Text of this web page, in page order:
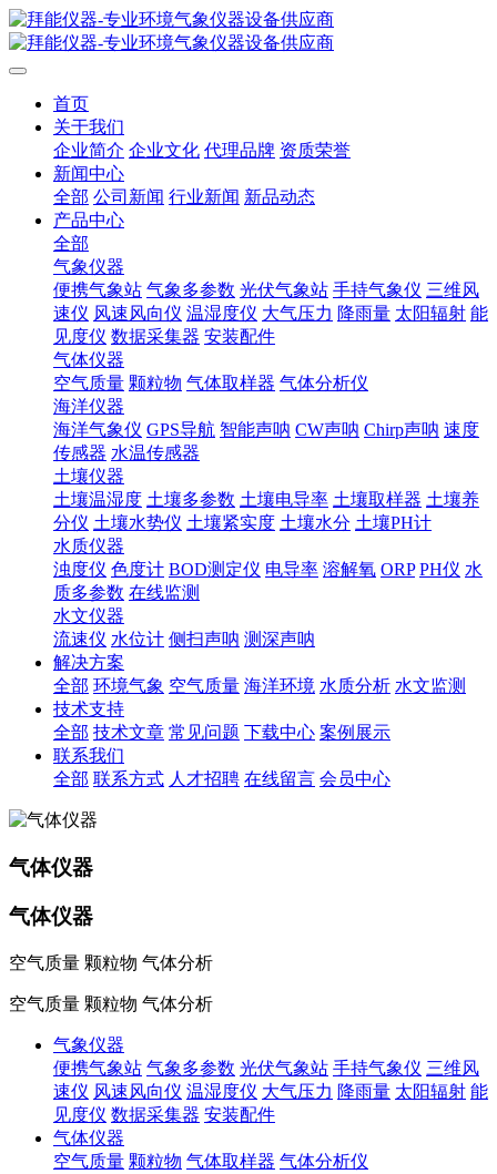
首页
关于我们
企业简介 企业文化 代理品牌 资质荣誉
新闻中心
全部 公司新闻 行业新闻 新品动态
产品中心
全部
气象仪器
便携气象站 气象多参数 光伏气象站 手持气象仪 三维风
速仪 风速风向仪 温湿度仪 大气压力 降雨量 太阳辐射 能
见度仪 数据采集器 安装配件
气体仪器
空气质量 颗粒物 气体取样器 气体分析仪
海洋仪器
海洋气象仪 GPS导航 智能声呐 CW声呐 Chirp声呐 速度
传感器 水温传感器
土壤仪器
土壤温湿度 土壤多参数 土壤电导率 土壤取样器 土壤养
分仪 土壤水势仪 土壤紧实度 土壤水分 土壤PH计
水质仪器
浊度仪 色度计 BOD测定仪 电导率 溶解氧 ORP PH仪 水
质多参数 在线监测
水文仪器
流速仪 水位计 侧扫声呐 测深声呐
解决方案
全部 环境气象 空气质量 海洋环境 水质分析 水文监测
技术支持
全部 技术文章 常见问题 下载中心 案例展示
联系我们
全部 联系方式 人才招聘 在线留言 会员中心
气体仪器
气体仪器
空气质量 颗粒物 气体分析
空气质量 颗粒物 气体分析
气象仪器
便携气象站 气象多参数 光伏气象站 手持气象仪 三维风
速仪 风速风向仪 温湿度仪 大气压力 降雨量 太阳辐射 能
见度仪 数据采集器 安装配件
气体仪器
空气质量 颗粒物 气体取样器 气体分析仪